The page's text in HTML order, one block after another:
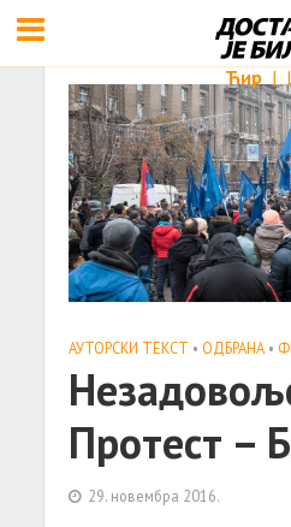
Ћир |
АУТОРСКИ ТЕКСТ • ОДБРАНА •
Протест –
29. новембра 2016.